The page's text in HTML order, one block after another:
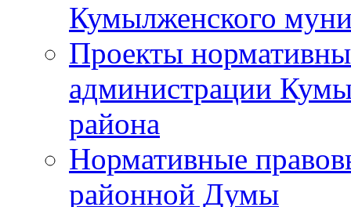
Кумылженского
Проекты
администрации
района
Нормативные
районной Думы